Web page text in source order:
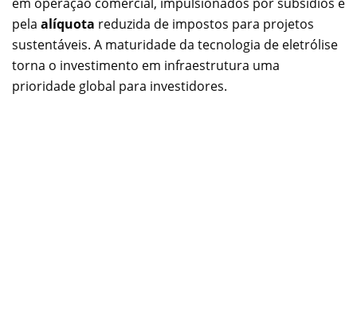
em operação comercial, impulsionados por subsídios e
pela alíquota reduzida de impostos para projetos
sustentáveis. A maturidade da tecnologia de eletrólise
torna o investimento em infraestrutura uma
prioridade global para investidores.